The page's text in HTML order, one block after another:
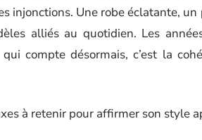
injonctions. Une robe éclatante,
alliés au quotidien. Les
compte désormais, c’est la
à retenir pour affirmer son style